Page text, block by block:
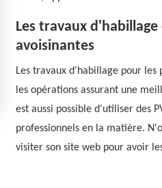
Les travaux
avoisinantes
Les travaux d'habillage pour
les opérations assurant une
est aussi possible d'utiliser des
professionnels en la matière.
visiter son site web pour avoir